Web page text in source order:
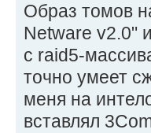
Образ томов
Netware v2.0"
с raid5-
точно умеет
меня на
вставлял